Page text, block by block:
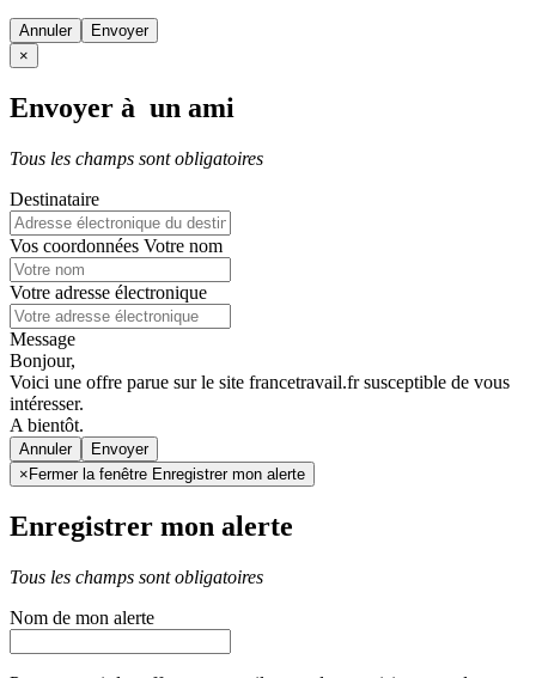
Annuler
×
Envoyer à un ami
Tous les champs sont obligatoires
Destinataire
Vos coordonnées Votre nom
Votre adresse électronique
Message
Bonjour,
Voici une offre parue sur le site francetravail.fr susceptible de vous
intéresser.
A bientôt.
Annuler
× Fermer la fenêtre Enregistrer mon alerte
Enregistrer mon alerte
Tous les champs sont obligatoires
Nom de mon alerte